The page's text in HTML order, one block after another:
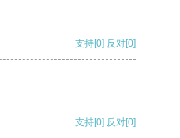
支持[0] 反对[0]
支持[0] 反对[0]